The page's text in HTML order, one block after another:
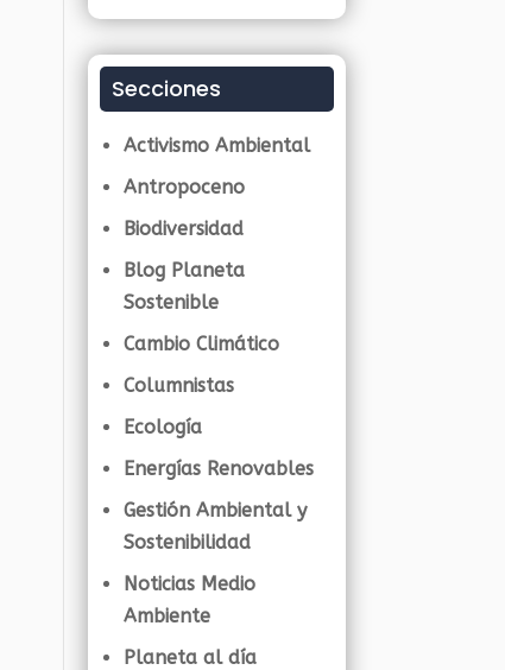
Secciones
Activismo Ambiental
Antropoceno
Biodiversidad
Blog Planeta
Sostenible
Cambio Climático
Columnistas
Ecología
Energías Renovables
Gestión Ambiental y
Sostenibilidad
Noticias Medio
Ambiente
Planeta al día